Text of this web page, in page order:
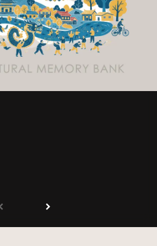
示-非商業性 3.0 台灣及其後版本(CC BY-NC 3.0 TW +)